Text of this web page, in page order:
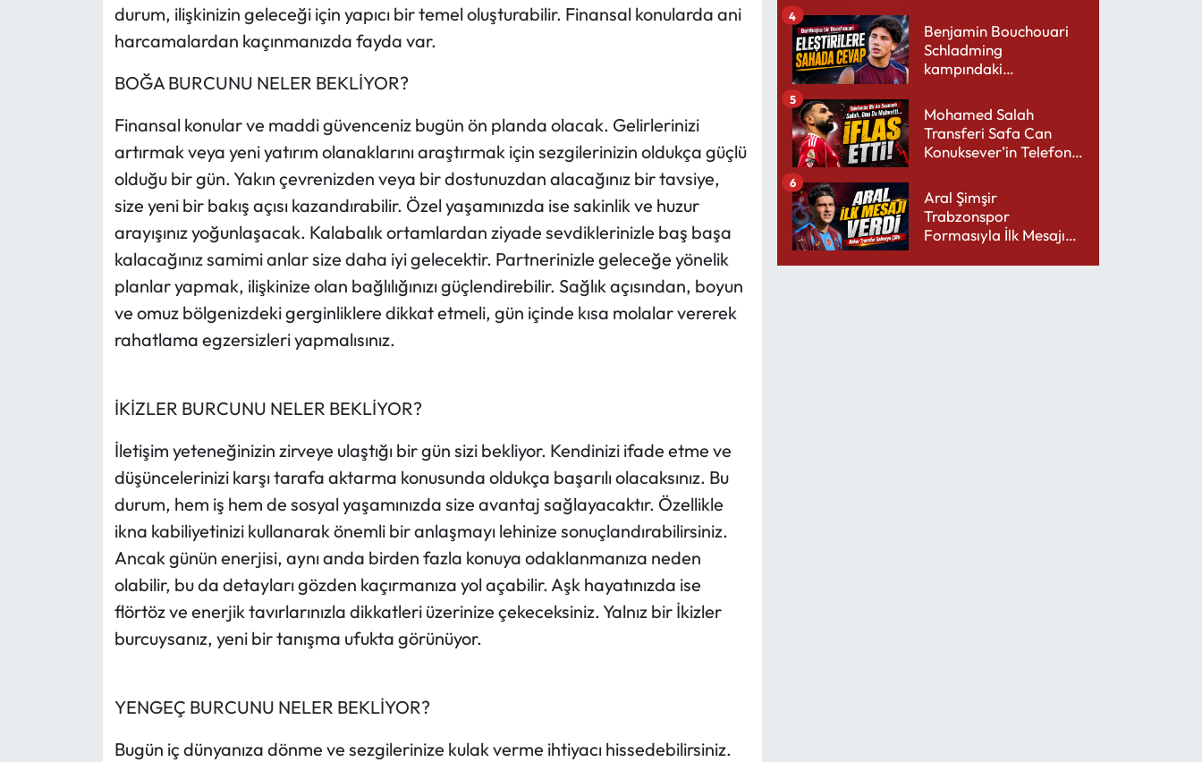
durum, ilişkinizin geleceği için yapıcı bir temel oluşturabilir. Finansal konularda ani
harcamalardan kaçınmanızda fayda var.
BOĞA BURCUNU NELER BEKLİYOR?
Finansal konular ve maddi güvenceniz bugün ön planda olacak. Gelirlerinizi
artırmak veya yeni yatırım olanaklarını araştırmak için sezgilerinizin oldukça güçlü
olduğu bir gün. Yakın çevrenizden veya bir dostunuzdan alacağınız bir tavsiye,
size yeni bir bakış açısı kazandırabilir. Özel yaşamınızda ise sakinlik ve huzur
arayışınız yoğunlaşacak. Kalabalık ortamlardan ziyade sevdiklerinizle baş başa
kalacağınız samimi anlar size daha iyi gelecektir. Partnerinizle geleceğe yönelik
planlar yapmak, ilişkinize olan bağlılığınızı güçlendirebilir. Sağlık açısından, boyun
ve omuz bölgenizdeki gerginliklere dikkat etmeli, gün içinde kısa molalar vererek
rahatlama egzersizleri yapmalısınız.
İKİZLER BURCUNU NELER BEKLİYOR?
İletişim yeteneğinizin zirveye ulaştığı bir gün sizi bekliyor. Kendinizi ifade etme ve
düşüncelerinizi karşı tarafa aktarma konusunda oldukça başarılı olacaksınız. Bu
durum, hem iş hem de sosyal yaşamınızda size avantaj sağlayacaktır. Özellikle
ikna kabiliyetinizi kullanarak önemli bir anlaşmayı lehinize sonuçlandırabilirsiniz.
Ancak günün enerjisi, aynı anda birden fazla konuya odaklanmanıza neden
olabilir, bu da detayları gözden kaçırmanıza yol açabilir. Aşk hayatınızda ise
flörtöz ve enerjik tavırlarınızla dikkatleri üzerinize çekeceksiniz. Yalnız bir İkizler
burcuysanız, yeni bir tanışma ufukta görünüyor.
YENGEÇ BURCUNU NELER BEKLİYOR?
Bugün iç dünyanıza dönme ve sezgilerinize kulak verme ihtiyacı hissedebilirsiniz.
Benjamin Bouchouari
Schladming
kampındaki
4
Mohamed Salah
Transferi Safa Can
Konuksever’in Telefon
5
Aral Şimşir
Trabzonspor
Formasıyla İlk Mesajını
6